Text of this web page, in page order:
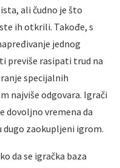
ali čudno je što
ih otkrili. Takođe, s
jednog
previše rasipati trud na
specijalnih
najviše odgovara. Igrači
dovoljno vremena da
dugo zaokupljeni igrom.
da se igračka baza